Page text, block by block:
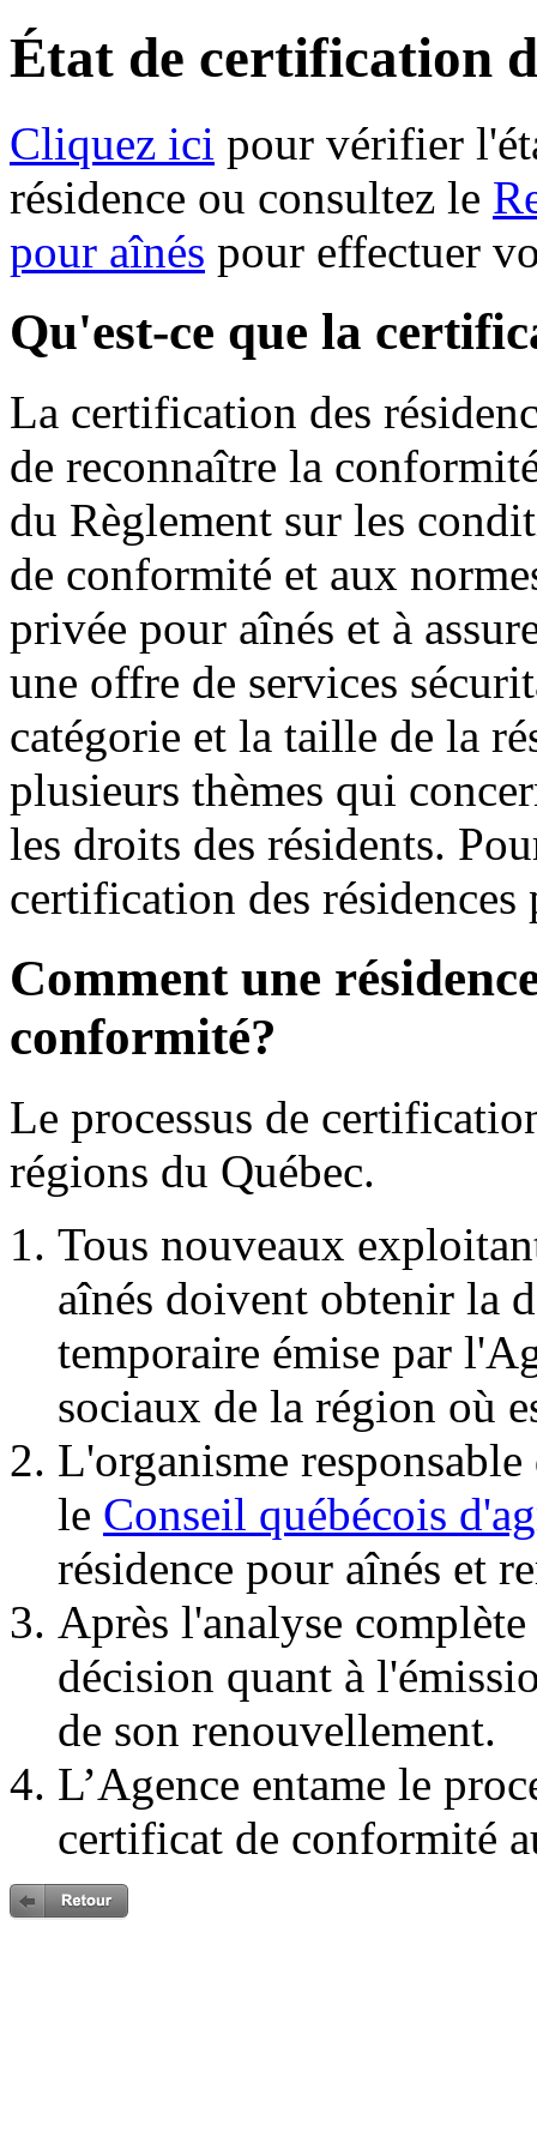
État de certification
Cliquez ici pour vérifier
résidence ou consultez le
pour aînés pour effectuer
Qu'est-ce que la
La certification des
de reconnaître la
du Règlement sur les
de conformité et aux
privée pour aînés et à
une offre de services
catégorie et la taille de la
plusieurs thèmes qui
les droits des résidents.
certification des
Comment une
conformité?
Le processus de
régions du Québec.
Tous nouveaux
aînés doivent obtenir la
temporaire émise par
sociaux de la région où
L'organisme
le Conseil québécois
résidence pour aînés et
Après l'analyse
décision quant à
de son renouvellement.
L’Agence entame le
certificat de conformité